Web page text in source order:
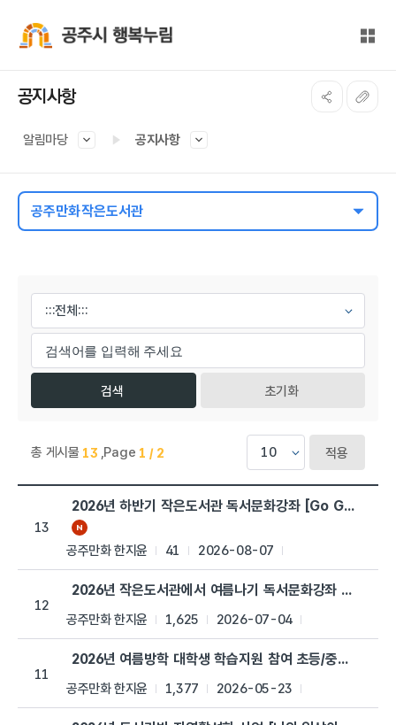
전체
공지사항
알림마당 공지사항
공주만화작은도서관
초기화
총 게시물 13 ,Page 1 / 2 적용
공주만화작은도서관 > 공지사항 목록으로 번호, 제목, 작성자, 조
13
2026년 하반기 작은도서관 독서문화강좌 [Go Go 세계
공주만화 한지윤 41 2026-08-07
12
2026년 작은도서관에서 여름나기 독서문화강좌 안내
공주만화 한지윤 1,625 2026-07-04
11
2026년 여름방학 대학생 학습지원 참여 초등/중학생 모집
공주만화 한지윤 1,377 2026-05-23